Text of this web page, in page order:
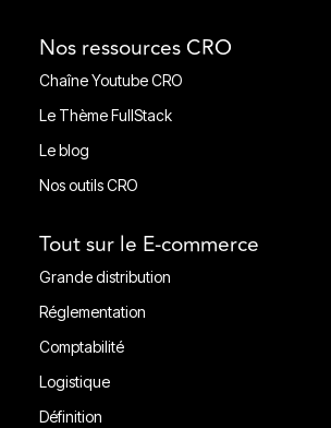
Nos ressources CRO
Chaîne Youtube CRO
Chaîne Youtube CRO
Le Thème FullStack
Le Thème FullStack
Le blog
Le blog
Nos outils CRO
Tout sur le E-commerce
Grande distribution
Grande distribution
Réglementation
Réglementation
Comptabilité
Comptabilité
Logistique
Ligistique
Définition